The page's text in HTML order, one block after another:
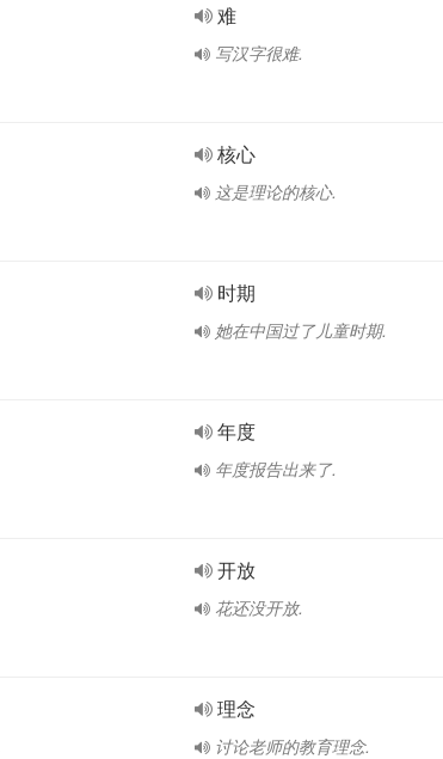
难
写汉字很难.
核心
这是理论的核心.
时期
她在中国过了儿童时期.
年度
年度报告出来了.
开放
花还没开放.
理念
讨论老师的教育理念.